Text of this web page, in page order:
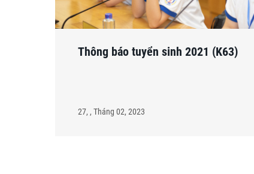
Thông báo tuyển sinh 2021 (K63)
27, , Tháng 02, 2023